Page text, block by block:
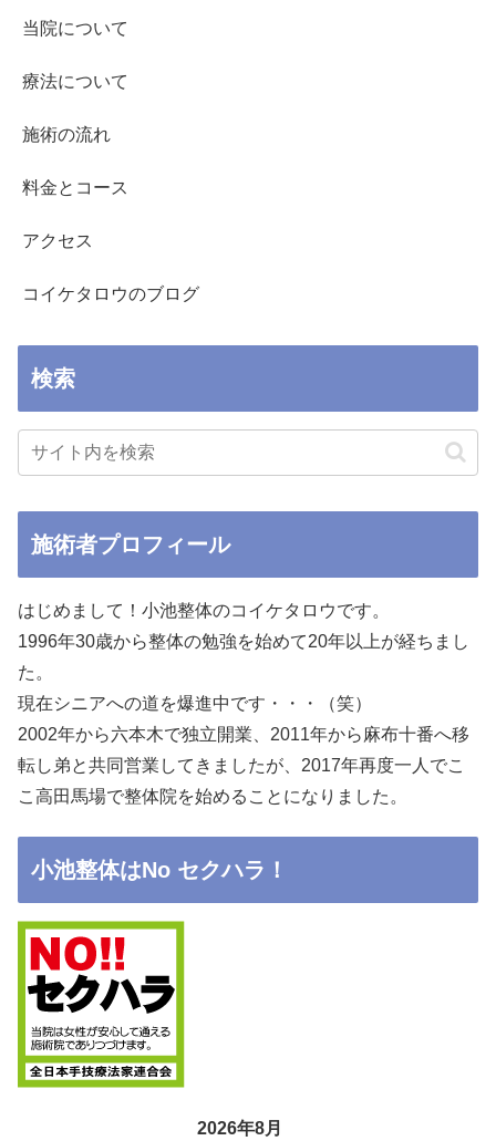
当院について
療法について
施術の流れ
料金とコース
アクセス
コイケタロウのブログ
検索
施術者プロフィール
はじめまして！小池整体のコイケタロウです。
1996年30歳から整体の勉強を始めて20年以上が経ちまし
た。
現在シニアへの道を爆進中です・・・（笑）
2002年から六本木で独立開業、2011年から麻布十番へ移
転し弟と共同営業してきましたが、2017年再度一人でこ
こ高田馬場で整体院を始めることになりました。
小池整体はNo セクハラ！
2026年8月